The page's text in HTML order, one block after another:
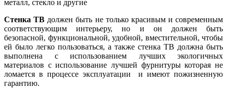
металл, стекло и другие
Стенка ТВ должен быть не только красивым и современным
соответствующим интерьеру, но и он должен быть
безопасной, функциональной, удобной, вместительной, чтобы
ей было легко пользоваться, а также стенка ТВ должна быть
выполнена с использованием лучших экологичных
материалов с использование лучшей фурнитуры которая не
ломается в процессе эксплуатации и имеют пожизненную
гарантию.